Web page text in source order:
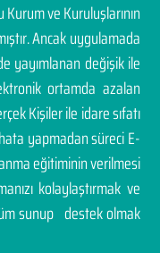
ve Kuruluşlarının
Ancak uygulamada
yayımlanan değişik ile
ortamda azalan
Kişiler ile idare sıfatı
yapmadan süreci E-
eğitiminin verilmesi
kolaylaştırmak ve
sunup destek olmak